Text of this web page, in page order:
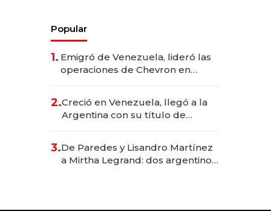
Popular
1. Emigró de Venezuela, lideró las
operaciones de Chevron en
2.Creció en Venezuela, llegó a la
Argentina con su título de
las marcas "fast premium"
3.De Paredes y Lisandro Martínez
a Mirtha Legrand: dos argentinos